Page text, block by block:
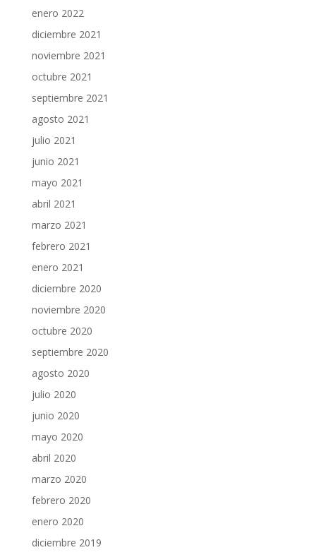
enero 2022
diciembre 2021
noviembre 2021
octubre 2021
septiembre 2021
agosto 2021
julio 2021
junio 2021
mayo 2021
abril 2021
marzo 2021
febrero 2021
enero 2021
diciembre 2020
noviembre 2020
octubre 2020
septiembre 2020
agosto 2020
julio 2020
junio 2020
mayo 2020
abril 2020
marzo 2020
febrero 2020
enero 2020
diciembre 2019